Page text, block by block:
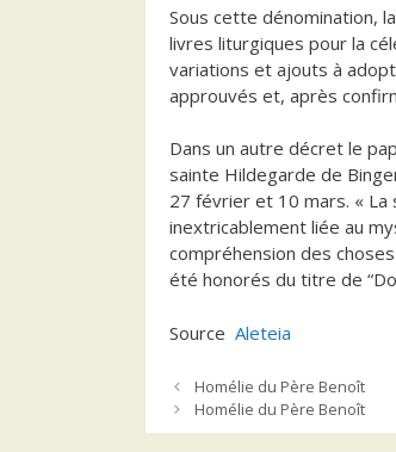
Sous cette dénomination,
livres liturgiques pour la
variations et ajouts à
approuvés et, après
Dans un autre décret le
sainte Hildegarde de
27 février et 10 mars. « La
inextricablement liée au
compréhension des
été honorés du titre de
Source Aleteia
Homélie du Père Benoît
Homélie du Père Benoît